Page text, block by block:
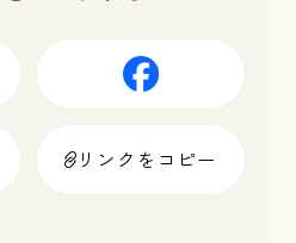
リンクをコピー